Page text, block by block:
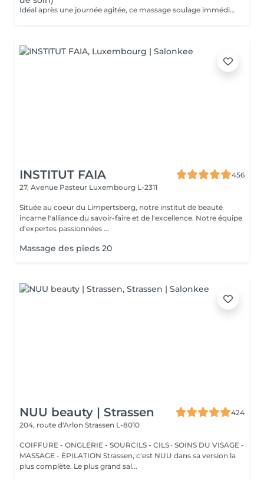
Idéal après une journée agitée, ce massage soulage immédiatement vos pieds. Pourquoi ne pas profiter d'un massage des pieds pendant votre pose masque?
INSTITUT FAIA
456
27, Avenue Pasteur Luxembourg L-2311
Située au coeur du Limpertsberg, notre institut de beauté
incarne l'alliance du savoir-faire et de l'excellence. Notre équipe
d'expertes passionnées ...
Massage des pieds 20
NUU beauty | Strassen
424
204, route d'Arlon Strassen L-8010
COIFFURE - ONGLERIE - SOURCILS - CILS · SOINS DU VISAGE -
MASSAGE - ÉPILATION Strassen, c'est NUU dans sa version la
plus complète. Le plus grand sal...